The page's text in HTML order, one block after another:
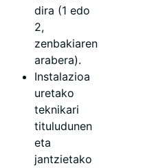
dira (1 edo
2,
zenbakiaren
arabera).
Instalazioa
uretako
teknikari
tituludunen
eta
jantzietako